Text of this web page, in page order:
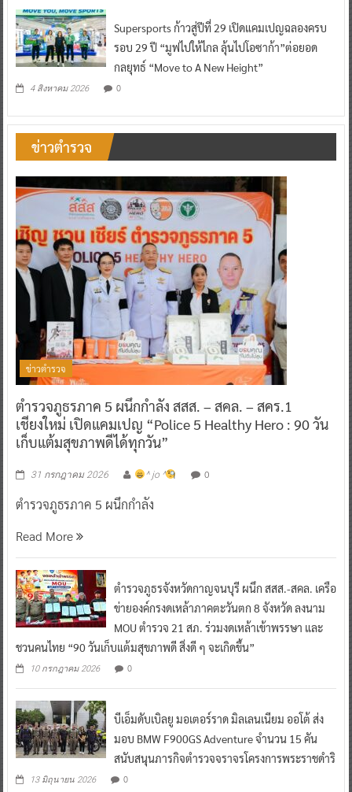
Supersports ก้าวสู่ปีที่ 29 เปิดแคมเปญฉลองครบ
รอบ 29 ปี “มูฟไปให้ไกล ลุ้นไปโอซาก้า”ต่อยอด
กลยุทธ์ “Move to A New Height”
4 สิงหาคม 2026 0
ข่าวตำรวจ
ข่าวตำรวจ
ตำรวจภูธรภาค 5 ผนึกกำลัง สสส. – สคล. – สคร.1
เชียงใหม่ เปิดแคมเปญ “Police 5 Healthy Hero : 90 วัน
เก็บแต้มสุขภาพดีได้ทุกวัน”
31 กรกฎาคม 2026 ^ jo ^ 0
ตำรวจภูธรภาค 5 ผนึกกำลัง
Read More
ตำรวจภูธรจังหวัดกาญจนบุรี ผนึก สสส.-สคล. เครือ
ข่ายองค์กรงดเหล้าภาคตะวันตก 8 จังหวัด ลงนาม
MOU ตำรวจ 21 สภ. ร่วมงดเหล้าเข้าพรรษา และ
ชวนคนไทย “90 วันเก็บแต้มสุขภาพดี สิ่งดี ๆ จะเกิดขึ้น”
10 กรกฎาคม 2026 0
บีเอ็มดับเบิลยู มอเตอร์ราด มิลเลนเนียม ออโต้ ส่ง
มอบ BMW F900GS Adventure จำนวน 15 คัน
สนับสนุนภารกิจตำรวจจราจรโครงการพระราชดำริ
13 มิถุนายน 2026 0